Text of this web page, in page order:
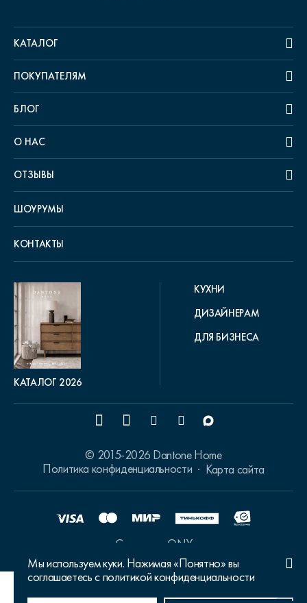
Мы используем куки. Нажимая «Понятно» вы
соглашаетесь с политикой конфиденциальности
КАТАЛОГ
ПОКУПАТЕЛЯМ
БЛОГ
О НАС
ОТЗЫВЫ
ШОУРУМЫ
КОНТАКТЫ
КАТАЛОГ 2026
КУХНИ
ДИЗАЙНЕРАМ
ДЛЯ БИЗНЕСА
© 2015-2026 Dantone Home
Политика конфиденциальности
Карта сайта
Сделано в ONY